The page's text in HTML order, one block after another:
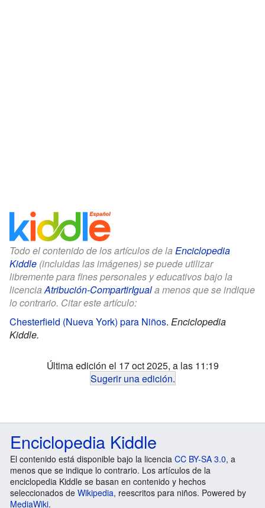
Todo el contenido de los artículos de la Enciclopedia
Kiddle (incluidas las imágenes) se puede utilizar
libremente para fines personales y educativos bajo la
licenciaAtribución-CompartirIguala menos que se indique
lo contrario. Citar este artículo:
Chesterfield (Nueva York) para Niños. Enciclopedia
Kiddle.
Última edición el 17 oct 2025, a las 11:19
Sugerir una edición.
Enciclopedia Kiddle
El contenido está disponible bajo la licencia CC BY-SA 3.0, a
menos que se indique lo contrario. Los artículos de la
enciclopedia Kiddle se basan en contenido y hechos
seleccionados de Wikipedia, reescritos para niños. Powered by
MediaWiki.